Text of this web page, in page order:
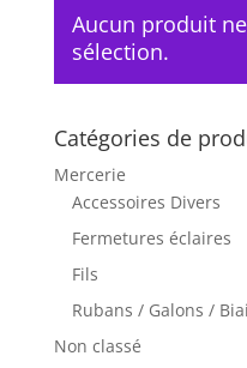
Aucun produit
sélection.
Catégories de
Mercerie
Accessoires Divers
Fermetures éclaires
Fils
Rubans / Galons /
Non classé